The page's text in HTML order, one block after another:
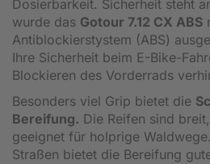
Dosierbarkeit. Sicherheit steht
wurde das Gotour 7.12 CX ABS
Antiblockierstystem (ABS)
Ihre Sicherheit beim E-Bike-
Blockieren des Vorderrads
Besonders viel Grip bietet die
Bereifung. Die Reifen sind
geeignet für holprige
Straßen bietet die Bereifung